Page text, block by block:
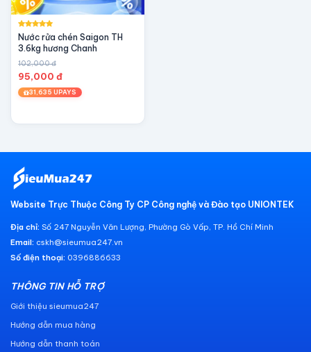
Nước rửa chén Saigon TH
3.6kg hương Chanh
102,000 đ
95,000 đ
31,635 UPAYS
Website Trực Thuộc Công Ty CP Công nghệ và Đào tạo UNIONTEK
Địa chỉ: Số 247 Nguyễn Văn Lượng, Phường Gò Vấp, TP. Hồ Chí Minh
Email: cskh@sieumua247.vn
Số điện thoại: 0396886633
THÔNG TIN HỖ TRỢ
Giới thiệu sieumua247
Hướng dẫn mua hàng
Hướng dẫn thanh toán